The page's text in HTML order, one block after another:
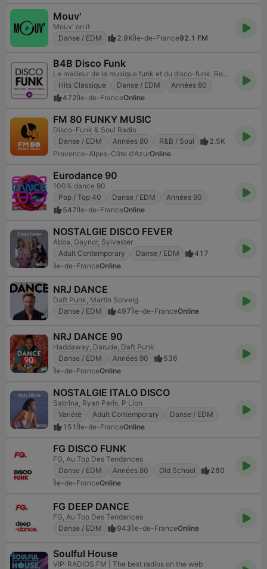
Mouv'
Mouv' on it
Danse / EDM
2.9KÎle-de-France92.1 FM
B4B Disco Funk
Le meilleur de la musique funk et du disco-funk. Revivez vos "TOP" souvenirs de discothèque
Hits Classique
Danse / EDM
Années 80
472Île-de-FranceOnline
FM 80 FUNKY MUSIC
Disco-Funk & Soul Radio
Danse / EDM
Années 80 R&B / Soul
2.5K
Provence-Alpes-Côte d'AzurOnline
Eurodance 90
100% dance 90
Pop / Top 40
Danse / EDM
Années 90
547Île-de-FranceOnline
NOSTALGIE DISCO FEVER
Abba, Gaynor, Sylvester
Adult Contemporary
Danse / EDM
417
Île-de-FranceOnline
NRJ DANCE
Daft Punk, Martin Solveig
Danse / EDM
497Île-de-FranceOnline
NRJ DANCE 90
Haddaway, Darude, Daft Punk
Danse / EDM
Années 90
536
Île-de-FranceOnline
NOSTALGIE ITALO DISCO
Sabrina, Ryan Paris, P Lion
Variété
Adult Contemporary
Danse / EDM
151 Île-de-FranceOnline
FG DISCO FUNK
FG, Au Top Des Tendances
Danse / EDM
Années 80 Old School
280
Île-de-FranceOnline
FG DEEP DANCE
FG, Au Top Des Tendances
Danse / EDM
943Île-de-FranceOnline
Soulful House
VIP-RADIOS.FM | The best radios on the web